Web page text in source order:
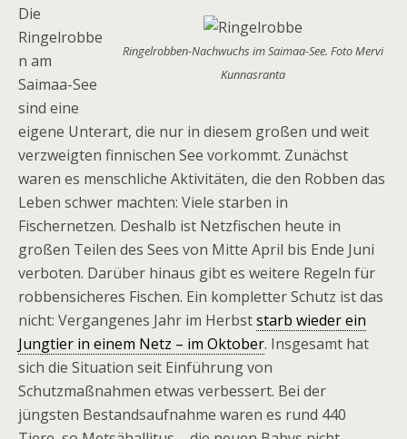
Ringelrobben-Nachwuchs im Saimaa-See. Foto Mervi
Kunnasranta
Die
Ringelrobbe
n am
Saimaa-See
sind eine
eigene Unterart, die nur in diesem großen und weit
verzweigten finnischen See vorkommt. Zunächst
waren es menschliche Aktivitäten, die den Robben das
Leben schwer machten: Viele starben in
Fischernetzen. Deshalb ist Netzfischen heute in
großen Teilen des Sees von Mitte April bis Ende Juni
verboten. Darüber hinaus gibt es weitere Regeln für
robbensicheres Fischen. Ein kompletter Schutz ist das
nicht: Vergangenes Jahr im Herbststarb wieder ein
Jungtier in einem Netz – im Oktober. Insgesamt hat
sich die Situation seit Einführung von
Schutzmaßnahmen etwas verbessert. Bei der
jüngsten Bestandsaufnahme waren es rund 440